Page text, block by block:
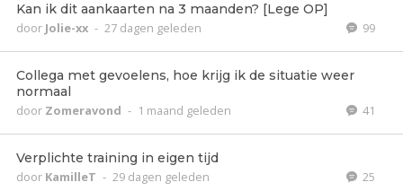
Kan ik dit aankaarten na 3 maanden? [Lege OP]
door Jolie-xx - 27 dagen geleden 99
Collega met gevoelens, hoe krijg ik de situatie weer
normaal
door Zomeravond - 1 maand geleden 41
Verplichte training in eigen tijd
door KamilleT - 29 dagen geleden 25